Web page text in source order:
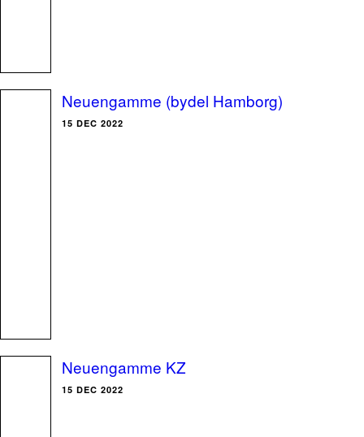
Neuengamme (bydel Hamborg)
15 DEC 2022
Neuengamme KZ
15 DEC 2022